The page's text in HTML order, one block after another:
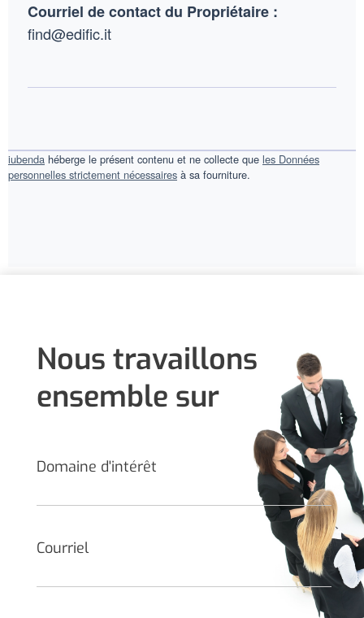
Courriel de contact du Propriétaire :
find@edific.it
iubenda héberge le présent contenu et ne collecte que les Données
personnelles strictement nécessaires à sa fourniture.
Nous travaillons
ensemble sur
Domaine d'intérêt
Courriel